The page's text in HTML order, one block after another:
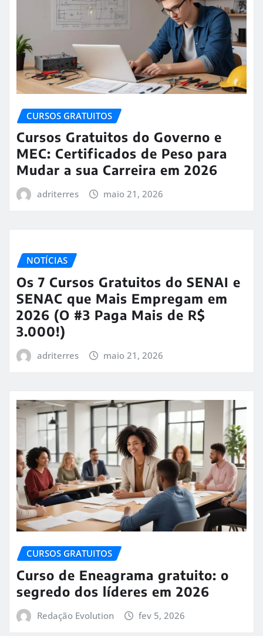
CURSOS GRATUITOS
Cursos Gratuitos do Governo e
MEC: Certificados de Peso para
Mudar a sua Carreira em 2026
adriterres maio 21, 2026
NOTÍCIAS
Os 7 Cursos Gratuitos do SENAI e
SENAC que Mais Empregam em
2026 (O #3 Paga Mais de R$
3.000!)
adriterres maio 21, 2026
CURSOS GRATUITOS
Curso de Eneagrama gratuito: o
segredo dos líderes em 2026
Redação Evolution fev 5, 2026